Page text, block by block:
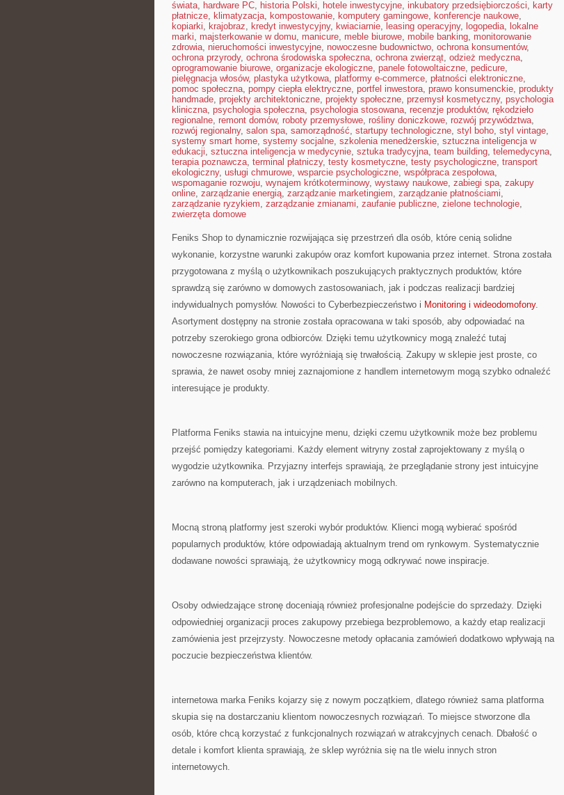
świata, hardware PC, historia Polski, hotele inwestycyjne, inkubatory przedsiębiorczości, karty
płatnicze, klimatyzacja, kompostowanie, komputery gamingowe, konferencje naukowe,
kopiarki, krajobraz, kredyt inwestycyjny, kwiaciarnie, leasing operacyjny, logopedia, lokalne
marki, majsterkowanie w domu, manicure, meble biurowe, mobile banking, monitorowanie
zdrowia, nieruchomości inwestycyjne, nowoczesne budownictwo, ochrona konsumentów,
ochrona przyrody, ochrona środowiska społeczna, ochrona zwierząt, odzież medyczna,
oprogramowanie biurowe, organizacje ekologiczne, panele fotowoltaiczne, pedicure,
pielęgnacja włosów, plastyka użytkowa, platformy e-commerce, płatności elektroniczne,
pomoc społeczna, pompy ciepła elektryczne, portfel inwestora, prawo konsumenckie, produkty
handmade, projekty architektoniczne, projekty społeczne, przemysł kosmetyczny, psychologia
kliniczna, psychologia społeczna, psychologia stosowana, recenzje produktów, rękodzieło
regionalne, remont domów, roboty przemysłowe, rośliny doniczkowe, rozwój przywództwa,
rozwój regionalny, salon spa, samorządność, startupy technologiczne, styl boho, styl vintage,
systemy smart home, systemy socjalne, szkolenia menedżerskie, sztuczna inteligencja w
edukacji, sztuczna inteligencja w medycynie, sztuka tradycyjna, team building, telemedycyna,
terapia poznawcza, terminal płatniczy, testy kosmetyczne, testy psychologiczne, transport
ekologiczny, usługi chmurowe, wsparcie psychologiczne, współpraca zespołowa,
wspomaganie rozwoju, wynajem krótkoterminowy, wystawy naukowe, zabiegi spa, zakupy
online, zarządzanie energią, zarządzanie marketingiem, zarządzanie płatnościami,
zarządzanie ryzykiem, zarządzanie zmianami, zaufanie publiczne, zielone technologie,
zwierzęta domowe
Feniks Shop to dynamicznie rozwijająca się przestrzeń dla osób, które cenią solidne
wykonanie, korzystne warunki zakupów oraz komfort kupowania przez internet. Strona została
przygotowana z myślą o użytkownikach poszukujących praktycznych produktów, które
sprawdzą się zarówno w domowych zastosowaniach, jak i podczas realizacji bardziej
indywidualnych pomysłów. Nowości to Cyberbezpieczeństwo i Monitoring i wideodomofony.
Asortyment dostępny na stronie została opracowana w taki sposób, aby odpowiadać na
potrzeby szerokiego grona odbiorców. Dzięki temu użytkownicy mogą znaleźć tutaj
nowoczesne rozwiązania, które wyróżniają się trwałością. Zakupy w sklepie jest proste, co
sprawia, że nawet osoby mniej zaznajomione z handlem internetowym mogą szybko odnaleźć
interesujące je produkty.
Platforma Feniks stawia na intuicyjne menu, dzięki czemu użytkownik może bez problemu
przejść pomiędzy kategoriami. Każdy element witryny został zaprojektowany z myślą o
wygodzie użytkownika. Przyjazny interfejs sprawiają, że przeglądanie strony jest intuicyjne
zarówno na komputerach, jak i urządzeniach mobilnych.
Mocną stroną platformy jest szeroki wybór produktów. Klienci mogą wybierać spośród
popularnych produktów, które odpowiadają aktualnym trend om rynkowym. Systematycznie
dodawane nowości sprawiają, że użytkownicy mogą odkrywać nowe inspiracje.
Osoby odwiedzające stronę doceniają również profesjonalne podejście do sprzedaży. Dzięki
odpowiedniej organizacji proces zakupowy przebiega bezproblemowo, a każdy etap realizacji
zamówienia jest przejrzysty. Nowoczesne metody opłacania zamówień dodatkowo wpływają na
poczucie bezpieczeństwa klientów.
internetowa marka Feniks kojarzy się z nowym początkiem, dlatego również sama platforma
skupia się na dostarczaniu klientom nowoczesnych rozwiązań. To miejsce stworzone dla
osób, które chcą korzystać z funkcjonalnych rozwiązań w atrakcyjnych cenach. Dbałość o
detale i komfort klienta sprawiają, że sklep wyróżnia się na tle wielu innych stron
internetowych.